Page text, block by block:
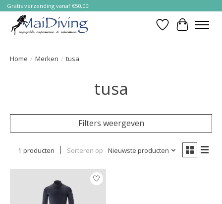
Gratis verzending vanaf €50,00!
Verlanglijst
Home / Merken / tusa
tusa
Filters weergeven
1 producten Sorteren op Nieuwste producten